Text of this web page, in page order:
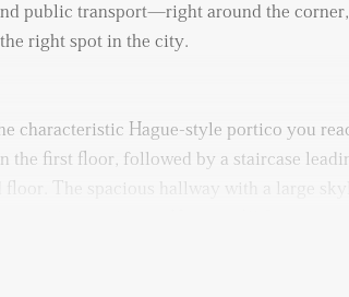
public transport—right around the corner,
right spot in the city.
characteristic Hague-style portico you
the first floor, followed by a staircase
floor. The spacious hallway with a large